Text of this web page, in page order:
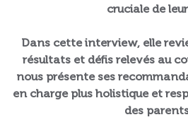
cruciale de
Dans cette interview, elle
résultats et défis relevés au
nous présente ses
en charge plus holistique et
des